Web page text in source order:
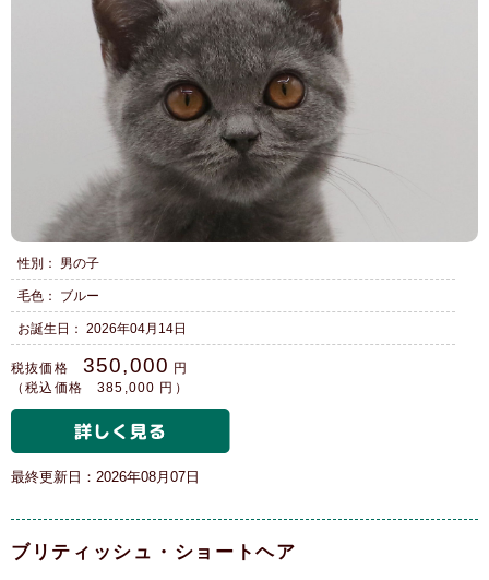
性別： 男の子
毛色： ブルー
お誕生日： 2026年04月14日
税抜価格 350,000
円
（税込価格 385,000 円）
最終更新日：2026年08月07日
ブリティッシュ・ショートヘア